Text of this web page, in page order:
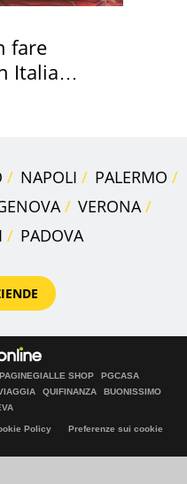
fare
Italia
NAPOLI
PALERMO
VERONA
PADOVA
PAGINEGIALLE SHOP
PGCASA
QUIFINANZA
BUONISSIMO
Policy
Preferenze sui cookie